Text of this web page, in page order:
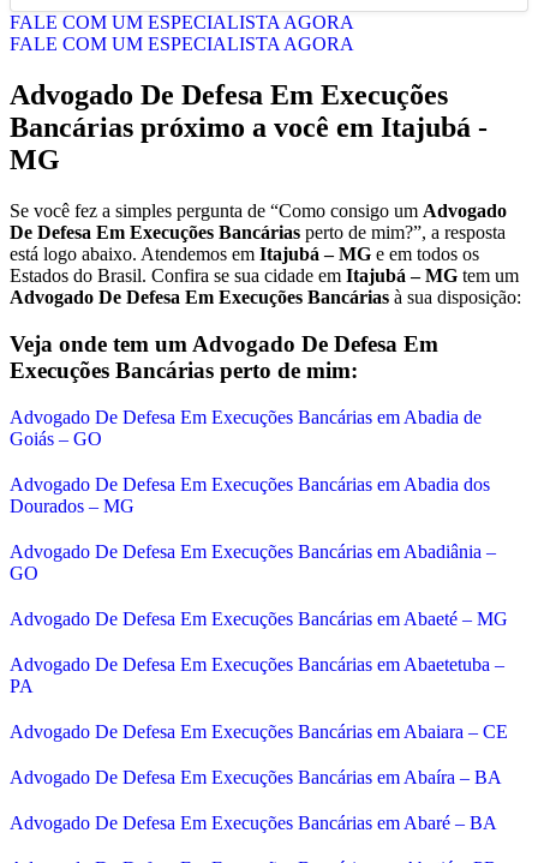
FALE COM UM ESPECIALISTA AGORA
FALE COM UM ESPECIALISTA AGORA
Advogado De Defesa Em Execuções
Bancárias próximo a você em Itajubá -
MG
Se você fez a simples pergunta de “Como consigo um Advogado
De Defesa Em Execuções Bancárias perto de mim?”, a resposta
está logo abaixo. Atendemos em Itajubá – MG e em todos os
Estados do Brasil. Confira se sua cidade em Itajubá – MG tem um
Advogado De Defesa Em Execuções Bancárias à sua disposição:
Veja onde tem um Advogado De Defesa Em
Execuções Bancárias perto de mim:
Advogado De Defesa Em Execuções Bancárias em Abadia de
Goiás – GO
Advogado De Defesa Em Execuções Bancárias em Abadia dos
Dourados – MG
Advogado De Defesa Em Execuções Bancárias em Abadiânia –
GO
Advogado De Defesa Em Execuções Bancárias em Abaeté – MG
Advogado De Defesa Em Execuções Bancárias em Abaetetuba –
PA
Advogado De Defesa Em Execuções Bancárias em Abaiara – CE
Advogado De Defesa Em Execuções Bancárias em Abaíra – BA
Advogado De Defesa Em Execuções Bancárias em Abaré – BA